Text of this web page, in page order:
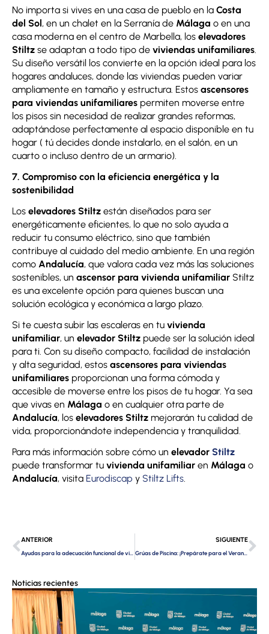
No importa si vives en una casa de pueblo en la Costa
del Sol , en un chalet en la Serranía de Málaga o en una
casa moderna en el centro de Marbella, los elevadores
Stiltz se adaptan a todo tipo de viviendas unifamiliares.
Su diseño versátil los convierte en la opción ideal para los
hogares andaluces, donde las viviendas pueden variar
ampliamente en tamaño y estructura. Estos ascensores
para viviendas unifamiliares permiten moverse entre
los pisos sin necesidad de realizar grandes reformas,
adaptándose perfectamente al espacio disponible en tu
hogar ( tú decides donde instalarlo, en el salón, en un
cuarto o incluso dentro de un armario).
7. Compromiso con la eficiencia energética y la
sostenibilidad
Los elevadores Stiltz están diseñados para ser
energéticamente eficientes, lo que no solo ayuda a
reducir tu consumo eléctrico, sino que también
contribuye al cuidado del medio ambiente. En una región
como Andalucía, que valora cada vez más las soluciones
sostenibles, un ascensor para vivienda unifamiliar Stiltz
es una excelente opción para quienes buscan una
solución ecológica y económica a largo plazo.
Si te cuesta subir las escaleras en tu vivienda
unifamiliar, un elevador Stiltz puede ser la solución ideal
para ti. Con su diseño compacto, facilidad de instalación
y alta seguridad, estos ascensores para viviendas
unifamiliares proporcionan una forma cómoda y
accesible de moverse entre los pisos de tu hogar. Ya sea
que vivas en Málaga o en cualquier otra parte de
Andalucía, los elevadores Stiltz mejorarán tu calidad de
vida, proporcionándote independencia y tranquilidad.
Para más información sobre cómo un elevador Stiltz
puede transformar tu vivienda unifamiliar en Málaga o
Andalucía, visita Eurodiscap y Stiltz Lifts
Ant
ANTERIOR SIGUIENTE
Grúas de Piscina: ¡Prepárate para el Verano con Eurodiscap!
Noticias recientes